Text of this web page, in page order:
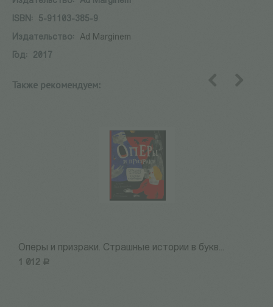
ISBN:
5-91103-385-9
Издательство:
Ad Marginem
Год:
2017
Также рекомендуем:
Оперы и призраки. Страшные истории в букв...
1 012 Р